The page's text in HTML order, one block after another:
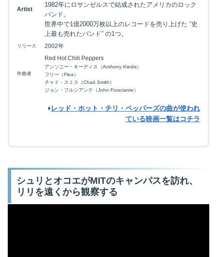
Artist
1982年にロサンゼルスで結成されたアメリカのロック
バンド。
世界中で1億2000万枚以上のレコードを売り上げた “史
上最も売れたバンド” の1つ。
リリース 2002年
作曲者
Red Hot Chili Peppers
アンソニー・キーディス（Anthony Kiedis）
フリー（Flea）
チャド・スミス（Chad Smith）
ジョン・フルシアンテ（John Frusciante）
レッド・ホット・チリ・ペッパーズの曲が使われ
ている映画一覧はコチラ
シュリとオコエがMITのキャンパスを訪れ、
リリを遠くから観察する